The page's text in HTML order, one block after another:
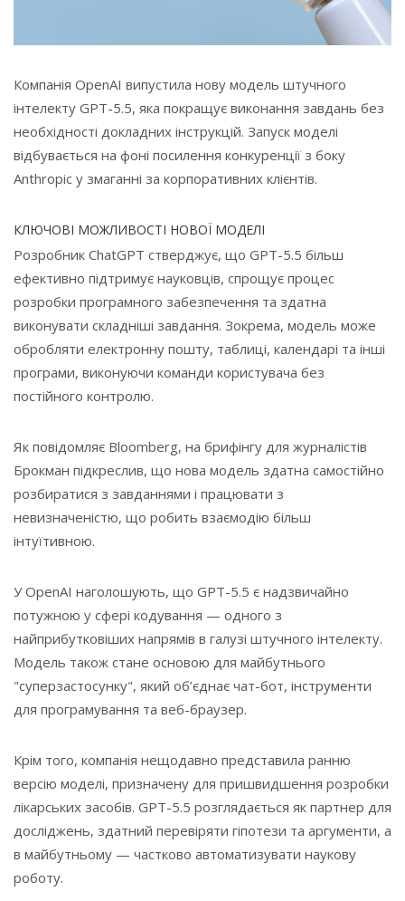
Компанія OpenAI випустила нову модель штучного
інтелекту GPT-5.5, яка покращує виконання завдань без
необхідності докладних інструкцій. Запуск моделі
відбувається на фоні посилення конкуренції з боку
Anthropic у змаганні за корпоративних клієнтів.
КЛЮЧОВІ МОЖЛИВОСТІ НОВОЇ МОДЕЛІ
Розробник ChatGPT стверджує, що GPT-5.5 більш
ефективно підтримує науковців, спрощує процес
розробки програмного забезпечення та здатна
виконувати складніші завдання. Зокрема, модель може
обробляти електронну пошту, таблиці, календарі та інші
програми, виконуючи команди користувача без
постійного контролю.
Як повідомляє Bloomberg, на брифінгу для журналістів
Брокман підкреслив, що нова модель здатна самостійно
розбиратися з завданнями і працювати з
невизначеністю, що робить взаємодію більш
інтуїтивною.
У OpenAI наголошують, що GPT-5.5 є надзвичайно
потужною у сфері кодування — одного з
найприбутковіших напрямів в галузі штучного інтелекту.
Модель також стане основою для майбутнього
"суперзастосунку", який об’єднає чат-бот, інструменти
для програмування та веб-браузер.
Крім того, компанія нещодавно представила ранню
версію моделі, призначену для пришвидшення розробки
лікарських засобів. GPT-5.5 розглядається як партнер для
досліджень, здатний перевіряти гіпотези та аргументи, а
в майбутньому — частково автоматизувати наукову
роботу.